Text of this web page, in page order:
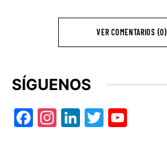
VER COMENTARIOS (0)
SÍGUENOS
Facebook
Instagram
LinkedIn
Twitter